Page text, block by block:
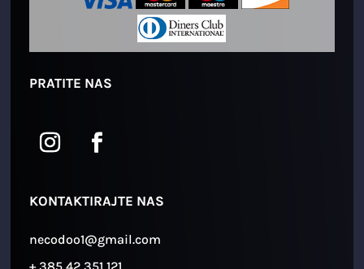
PRATITE NAS
KONTAKTIRAJTE NAS
necodoo1@gmail.com